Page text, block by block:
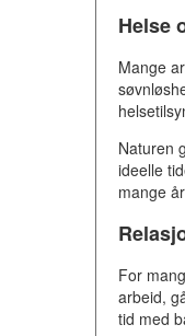
Helse
Mange
Naturen
ideelle
mange
For
arbeid,
tid med